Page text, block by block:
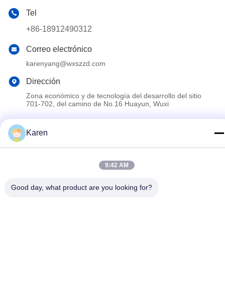
Tel
+86-18912490312
Correo electrónico
karenyang@wxszzd.com
Dirección
Zona económico y de tecnología del desarrollo del sitio
701-702, del camino de No.16 Huayun, Wuxi
de PUR Proveedor. Derecho de autor 2022-2026 Wuxi East
Karen
9:42 AM
Good day, what product are you looking for?